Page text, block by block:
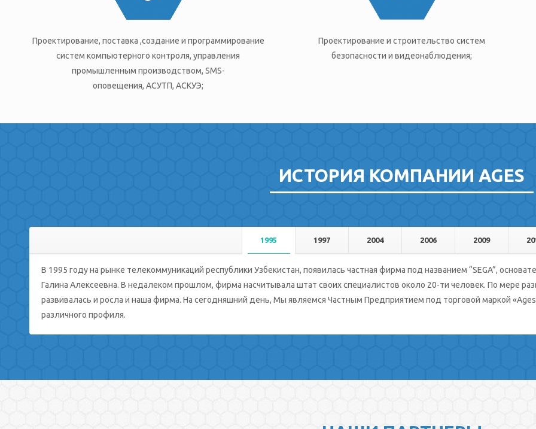
Проектирование, поставка ,создание и программирование
систем компьютерного контроля, управления
промышленным производством, SMS-
оповещения, АСУТП, АСКУЭ;
Проектирование и строительство систем
безопасности и видеонаблюдения;
ИСТОРИЯ КОМПАНИИ AGES
1995 1997 2004 2006 2009
В 1995 году на рынке телекоммуникаций республики Узбекистан, появилась частная фирма под названием “SEGA”,
Галина Алексеевна. В недалеком прошлом, фирма насчитывала штат своих специалистов около 20-ти человек. По мере
развивалась и росла и наша фирма. На сегодняшний день, Мы являемся Частным Предприятием под торговой маркой
различного профиля.